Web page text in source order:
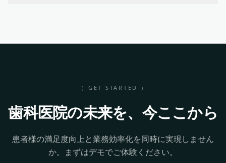
（ GET STARTED ）
歯科医院の未来を、今ここから
患者様の満足度向上と業務効率化を同時に実現しません
か。まずはデモでご体験ください。